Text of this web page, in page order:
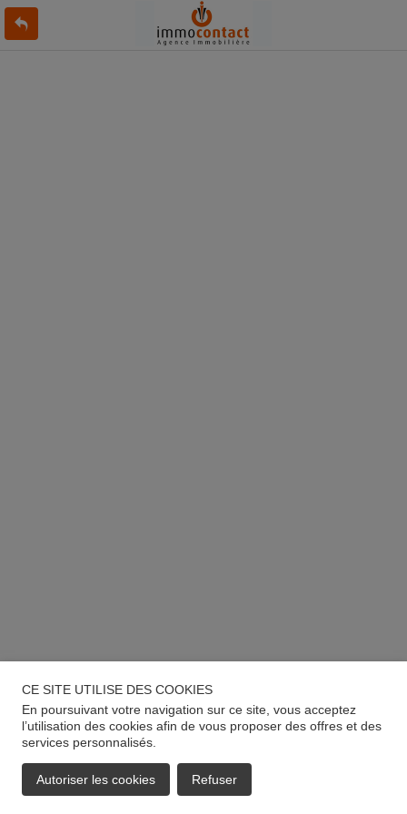
L'offre 8759173 n'existe pas ou n'est plus en ligne
CE SITE UTILISE DES COOKIES
En poursuivant votre navigation sur ce site, vous acceptez
l’utilisation des cookies afin de vous proposer des offres et des
services personnalisés.
Autoriser les cookies Refuser